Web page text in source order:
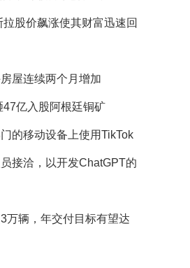
股价飙涨使其财富迅速回
屋连续两个月增加
亿入股阿根廷铜矿
的移动设备上使用TikTok
接洽，以开发ChatGPT的
万辆，年交付目标有望达